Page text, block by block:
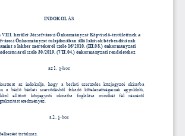
INDOKOLÁS
VIII. kerület Józsefvárosi Önkormányzat Képviselő-testületének a
Önkormányzat tulajdonában álló lakások bérbeadásának
a lakbér mértékéről szóló 16/2010. (III.08.) önkormányzati
szóló 30/2019. (VII.04.) önkormányzati rendeletéhez
az 1. §-hoz
az  indokolja,  hogy  a  bérleti  szerződés  közjegyzői  okiratba
a  bérlő  bérleti  szerződésből  fakadó  kötelezettségeinek  egyoldalú,
ellátott  közjegyzői  okiratba  foglalása  mindkét  fél  részéről
eredményez.
a 2. §-hoz
tartalmaz.